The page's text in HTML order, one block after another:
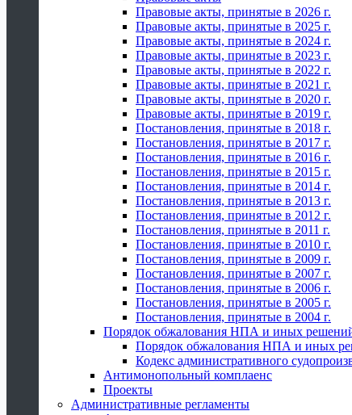
Правовые акты, принятые в 2026 г.
Правовые акты, принятые в 2025 г.
Правовые акты, принятые в 2024 г.
Правовые акты, принятые в 2023 г.
Правовые акты, принятые в 2022 г.
Правовые акты, принятые в 2021 г.
Правовые акты, принятые в 2020 г.
Правовые акты, принятые в 2019 г.
Постановления, принятые в 2018 г.
Постановления, принятые в 2017 г.
Постановления, принятые в 2016 г.
Постановления, принятые в 2015 г.
Постановления, принятые в 2014 г.
Постановления, принятые в 2013 г.
Постановления, принятые в 2012 г.
Постановления, принятые в 2011 г.
Постановления, принятые в 2010 г.
Постановления, принятые в 2009 г.
Постановления, принятые в 2007 г.
Постановления, принятые в 2006 г.
Постановления, принятые в 2005 г.
Постановления, принятые в 2004 г.
Порядок обжалования НПА и иных
Порядок обжалования НПА и иных
Кодекс административного
Антимонопольный комплаенс
Проекты
Административные регламенты